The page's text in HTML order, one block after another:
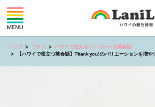
トップ コラム
ハワイで使えるワンフレーズ英会話
【ハワイで役立つ英会話】Thank you!のバリエーションを増や